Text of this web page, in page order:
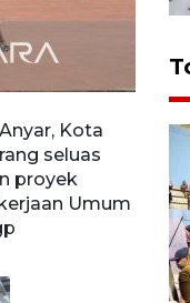
Kota
seluas
proyek
Umum